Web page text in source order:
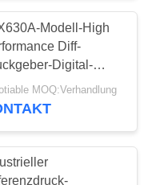
Modell-High
Diff-
Digital-
MOQ:Verhandlung